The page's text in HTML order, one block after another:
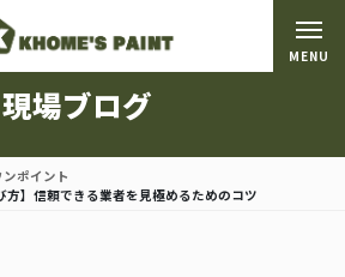
現場ブログ
ンポイント
方】信頼できる業者を見極めるためのコツ
MENU